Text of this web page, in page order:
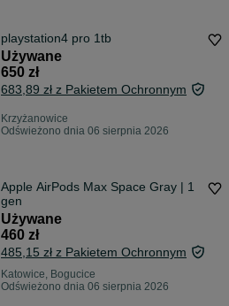
playstation4 pro 1tb
Używane
650 zł
683,89 zł z Pakietem Ochronnym
Krzyżanowice
Odświeżono dnia 06 sierpnia 2026
Apple AirPods Max Space Gray | 1
gen
Używane
460 zł
485,15 zł z Pakietem Ochronnym
Katowice, Bogucice
Odświeżono dnia 06 sierpnia 2026